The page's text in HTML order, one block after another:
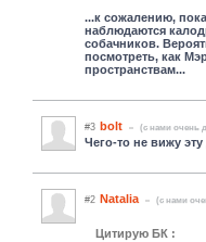
...к сожалению,
наблюдаются
собачников.
посмотреть, как
пространствам...
#3 bolt (c нами очень
Чего-то не вижу
#2 Natalia (c нами
Цитирую БК :